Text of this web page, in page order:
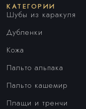
КАТЕГОРИИ
Шубы из каракуля
Дубленки
Кожа
Пальто альпака
Пальто кашемир
Плащи и тренчи